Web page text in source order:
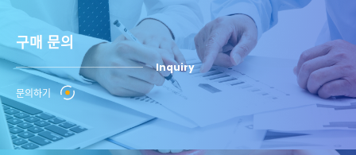
구매 문의
Inquiry
문의하기